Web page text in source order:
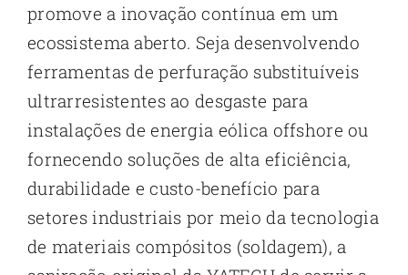
promove a inovação contínua em um
ecossistema aberto. Seja desenvolvendo
ferramentas de perfuração substituíveis
ultrarresistentes ao desgaste para
instalações de energia eólica offshore ou
fornecendo soluções de alta eficiência,
durabilidade e custo-benefício para
setores industriais por meio da tecnologia
de materiais compósitos (soldagem), a